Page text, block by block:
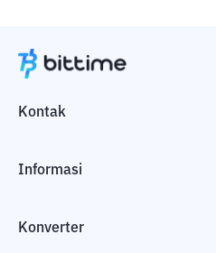
Kontak
Informasi
Konverter